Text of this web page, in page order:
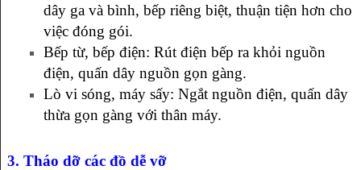
dây ga và bình, bếp riêng biệt, thuận tiện hơn cho
việc đóng gói.
Bếp từ, bếp điện: Rút điện bếp ra khỏi nguồn
điện, quấn dây nguồn gọn gàng.
Lò vi sóng, máy sấy: Ngắt nguồn điện, quấn dây
thừa gọn gàng với thân máy.
3. Tháo dỡ các đồ dễ vỡ